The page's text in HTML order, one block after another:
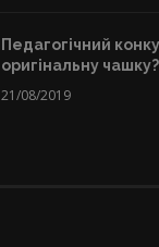
Педагогічний
оригінальну чашку?
21/08/2019